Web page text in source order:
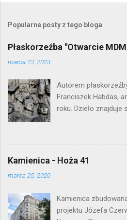
e
i
j
o
m
e
n
t
a
Popularne posty z tego bloga
Płaskorzeźba "Otwarcie
marca 23, 2023
Autorem
Franciszek Habdas,
roku. Dzieło znajduje
warszawskiej
mieszkaniowej lat
Kamienica - Hoża 41
marca 25, 2020
Kamienica
projektu Józefa